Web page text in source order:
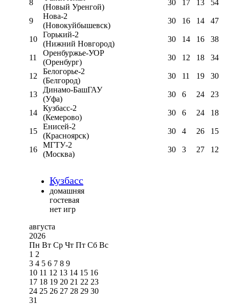
8
(Новый Уренгой)
30 17 13 54
9
Нова-2
(Новокуйбышевск)
30 16 14 47
10
Горький-2
(Нижний Новгород)
30 14 16 38
11
Оренбуржье-УОР
(Оренбург)
30 12 18 34
12
Белогорье-2
(Белгород)
30 11 19 30
13
Динамо-БашГАУ
(Уфа)
30 6 24 23
14
Кузбасс-2
(Кемерово)
30 6 24 18
15
Енисей-2
(Красноярск)
30 4 26 15
16
МГТУ-2
(Москва)
30 3 27 12
Кузбасс
домашняя
гостевая
нет игр
августа
2026
Пн Вт Ср Чт Пт Сб Вс
1 2
3 4 5 6 7 8 9
10 11 12 13 14 15 16
17 18 19 20 21 22 23
24 25 26 27 28 29 30
31